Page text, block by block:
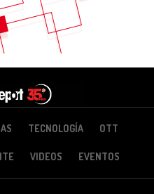
TECNOLOGÍA OTT
VIDEOS EVENTOS